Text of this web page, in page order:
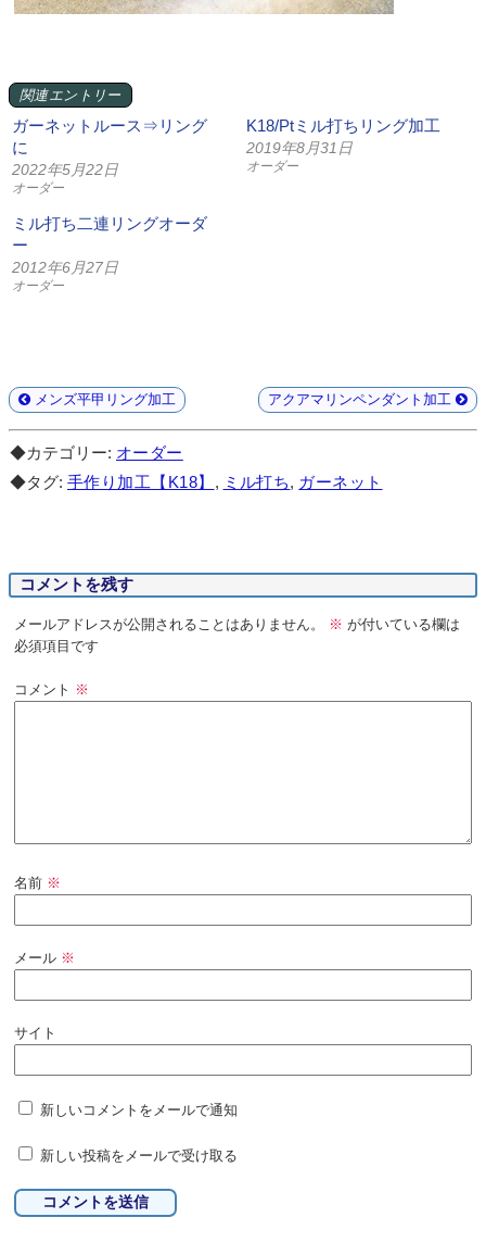
関連エントリー
ガーネットルース⇒リング
に
2022年5月22日
オーダー
K18/Ptミル打ちリング加工
2019年8月31日
オーダー
ミル打ち二連リングオーダ
ー
2012年6月27日
オーダー
メンズ平甲リング加工 アクアマリンペンダント加工
◆カテゴリー: オーダー
◆タグ: 手作り加工【K18】 , ミル打ち, ガーネット
コメントを残す
メールアドレスが公開されることはありません。 ※ が付いている欄は
必須項目です
コメント ※
名前 ※
メール ※
サイト
新しいコメントをメールで通知
新しい投稿をメールで受け取る